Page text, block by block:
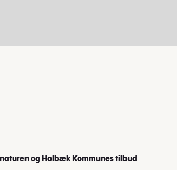
og Holbæk Kommunes tilbud